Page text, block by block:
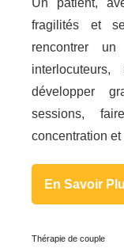
Un patient,
fragilités et
rencontrer
développer
sessions,
concentration
En Savoir
Thérapie de couple